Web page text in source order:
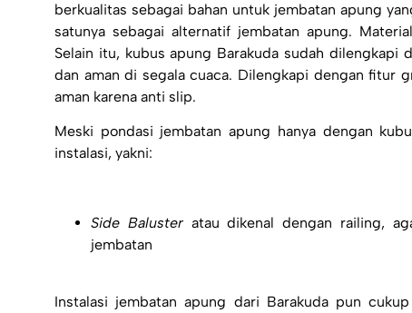
berkualitas sebagai bahan untuk jembatan apung
satunya sebagai alternatif jembatan apung.
Selain itu, kubus apung Barakuda sudah
dan aman di segala cuaca. Dilengkapi dengan fitur
aman karena anti slip.
Meski pondasi jembatan apung hanya dengan
instalasi, yakni:
Side Balusteratau dikenal dengan railing,
jembatan
Instalasi jembatan apung dari Barakuda pun